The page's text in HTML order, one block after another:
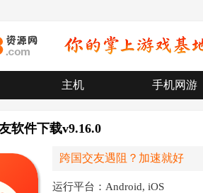
主机 手机网游
软件下载v9.16.0
跨国交友遇阻？加速就好
运行平台：Android, iOS